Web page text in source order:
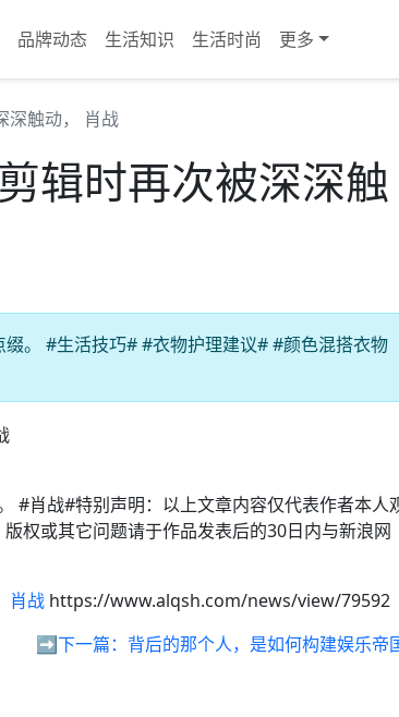
品牌动态 生活知识 生活时尚 更多
深触动， 肖战
辑时再次被深深触
。 #生活技巧# #衣物护理建议# #颜色混搭衣物
#肖战#特别声明：以上文章内容仅代表作者本人
权或其它问题请于作品发表后的30日内与新浪网
肖战 https://www.alqsh.com/news/view/79592
➡️下一篇： 背后的那个人，是如何构建娱乐帝